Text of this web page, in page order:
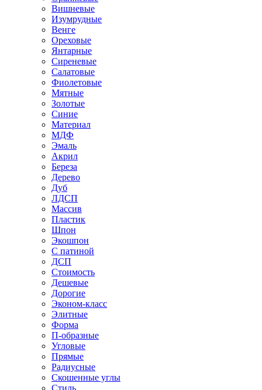
Вишневые
Изумрудные
Венге
Ореховые
Янтарные
Сиреневые
Салатовые
Фиолетовые
Мятные
Золотые
Синие
Материал
МДФ
Эмаль
Акрил
Береза
Дерево
Дуб
ЛДСП
Массив
Пластик
Шпон
Экошпон
С патиной
ДСП
Стоимость
Дешевые
Дорогие
Эконом-класс
Элитные
Форма
П-образные
Угловые
Прямые
Радиусные
Скошенные углы
Стиль